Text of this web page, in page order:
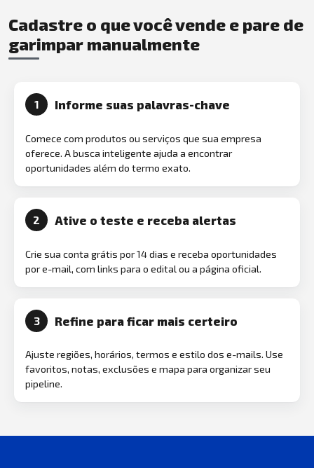
Cadastre o que você vende e pare de
garimpar manualmente
1 Informe suas palavras-chave
Comece com produtos ou serviços que sua empresa
oferece. A busca inteligente ajuda a encontrar
oportunidades além do termo exato.
2 Ative o teste e receba alertas
Crie sua conta grátis por 14 dias e receba oportunidades
por e-mail, com links para o edital ou a página oficial.
3 Refine para ficar mais certeiro
Ajuste regiões, horários, termos e estilo dos e-mails. Use
favoritos, notas, exclusões e mapa para organizar seu
pipeline.